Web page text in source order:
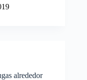
alrededor